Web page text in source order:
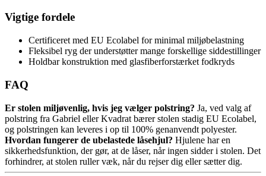
Vigtige fordele
Certificeret med EU Ecolabel for minimal miljøbelastning
Fleksibel ryg der understøtter mange forskellige siddestillinger
Holdbar konstruktion med glasfiberforstærket fodkryds
FAQ
Er stolen miljøvenlig, hvis jeg vælger polstring? Ja, ved valg af
polstring fra Gabriel eller Kvadrat bærer stolen stadig EU Ecolabel,
og polstringen kan leveres i op til 100% genanvendt polyester.
Hvordan fungerer de ubelastede låsehjul? Hjulene har en
sikkerhedsfunktion, der gør, at de låser, når ingen sidder i stolen. Det
forhindrer, at stolen ruller væk, når du rejser dig eller sætter dig.